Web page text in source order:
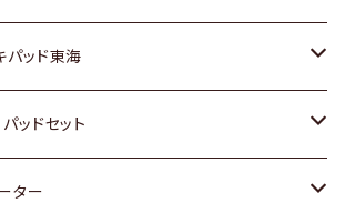
ッド東海
ッドセット
ター